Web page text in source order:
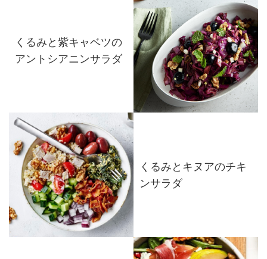
くるみと紫キャベツの
アントシアニンサラダ
くるみとキヌアのチキ
ンサラダ